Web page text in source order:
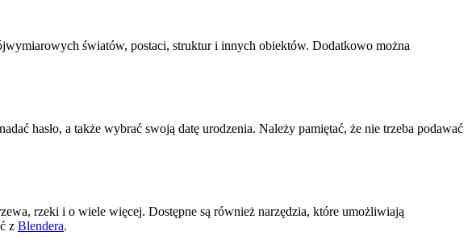
światów, postaci, struktur i innych obiektów. Dodatkowo można
hasło, a także wybrać swoją datę urodzenia. Należy pamiętać, że nie trzeba podawać
rzeki i o wiele więcej. Dostępne są również narzędzia, które umożliwiają
z Blendera.